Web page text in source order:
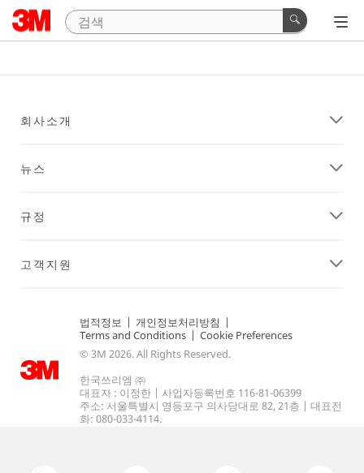
회사소개
뉴스
규정
고객지원
법적정보 | 개인정보처리방침 |
Terms and Conditions | Cookie Preferences
© 3M 2026. All Rights Reserved.
한국쓰리엠 ㈜
대표자 : 이정한 | 사업자등록번호 116-81-06399
주소: 서울특별시 영등포구 의사당대로 82, 21층 | 대표전
화: 080-033-4114.